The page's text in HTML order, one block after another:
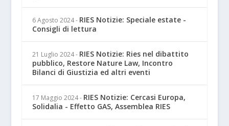
6 Agosto 2024 - RIES Notizie: Speciale estate -
Consigli di lettura
21 Luglio 2024 - RIES Notizie: Ries nel dibattito
pubblico, Restore Nature Law, Incontro
Bilanci di Giustizia ed altri eventi
17 Maggio 2024 - RIES Notizie: Cercasi Europa,
Solidalia - Effetto GAS, Assemblea RIES